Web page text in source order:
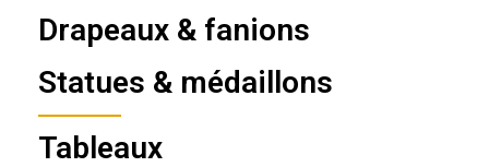
Drapeaux & fanions
Statues & médaillons
Tableaux